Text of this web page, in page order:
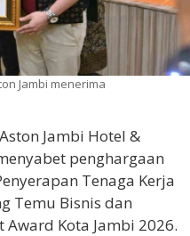
Jambi menerima
Aston Jambi Hotel &
penghargaan
Tenaga Kerja
Temu Bisnis dan
Award Kota Jambi 2026.